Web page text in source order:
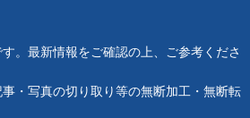
。最新情報をご確認の上、ご参考くださ
・写真の切り取り等の無断加工・無断転